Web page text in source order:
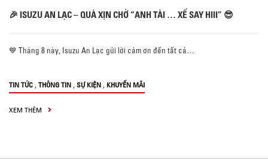
🎉 ISUZU AN LẠC – QUÀ XỊN CHỜ “ANH TÀI … XẾ SAY HIII” 😎
💙 Tháng 8 này, Isuzu An Lạc gửi lời cảm ơn đến tất cả…
TIN TỨC , THÔNG TIN , SỰ KIỆN , KHUYẾN MÃI
XEM THÊM